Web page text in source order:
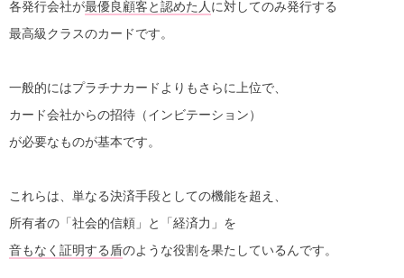
各発行会社が最優良顧客と認めた人 に対してのみ発行する
最高級クラスのカードです。
一般的にはプラチナカードよりもさらに上位で、
カード会社からの招待（インビテーション）
が必要なものが基本です。
これらは、単なる決済手段としての機能を超え、
所有者の「社会的信頼」と「経済力」を
音もなく証明する盾のような役割を果たしているんです。